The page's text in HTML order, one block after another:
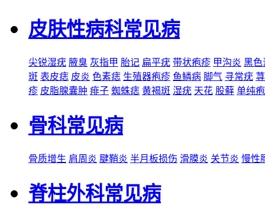
皮肤性病科常见病
尖锐湿疣 腋臭 灰指甲 胎记 扁平疣 带状疱疹 甲沟炎 黑色
斑 表皮痣 皮炎 色素痣 生殖器疱疹 鱼鳞病 脚气 寻常疣
疹 皮脂腺囊肿 痱子 蜘蛛痣 黄褐斑 湿疣 天花 股藓 单纯
骨科常见病
骨质增生 肩周炎 腱鞘炎 半月板损伤 滑膜炎 关节炎 慢性
脊柱外科常见病